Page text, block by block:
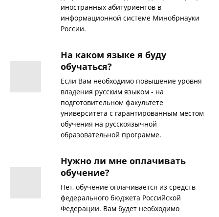
иностранных абитуриентов в
информационной системе Минобрнауки
России.
На каком языке я буду
обучаться?
Если Вам необходимо повышение уровня
владения русским языком - на
подготовительном факультете
университета с гарантированным местом
обучения на русскоязычной
образовательной программе.
Нужно ли мне оплачивать
обучение?
Нет, обучение оплачивается из средств
федерального бюджета Российской
Федерации. Вам будет необходимо